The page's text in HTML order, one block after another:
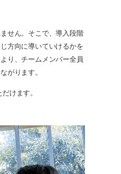
せん。そこで、導入段階
方向に導いていけるかを
り、チームメンバー全員
がります。
けます。